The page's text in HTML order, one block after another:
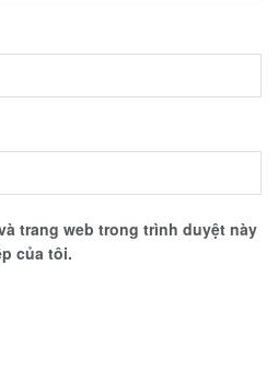
trang web trong trình duyệt này
của tôi.